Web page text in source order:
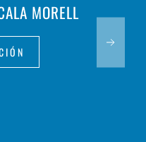
MORELL